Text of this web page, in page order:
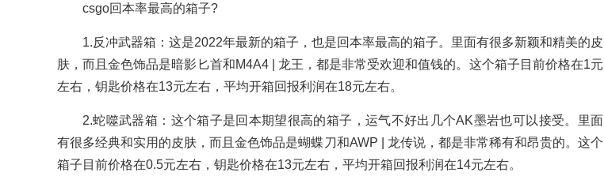
csgo回本率最高的箱子?
1.反冲武器箱：这是2022年最新的箱子，也是回本率最高的箱子。里面有很多新颖和精美的皮
肤，而且金色饰品是暗影匕首和M4A4 | 龙王，都是非常受欢迎和值钱的。这个箱子目前价格在1元
左右，钥匙价格在13元左右，平均开箱回报利润在18元左右。
2.蛇噬武器箱：这个箱子是回本期望很高的箱子，运气不好出几个AK墨岩也可以接受。里面
有很多经典和实用的皮肤，而且金色饰品是蝴蝶刀和AWP | 龙传说，都是非常稀有和昂贵的。这个
箱子目前价格在0.5元左右，钥匙价格在13元左右，平均开箱回报利润在14元左右。